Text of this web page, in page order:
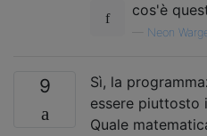
cos'è
Neon
9
Sì, la
essere piuttosto
Quale